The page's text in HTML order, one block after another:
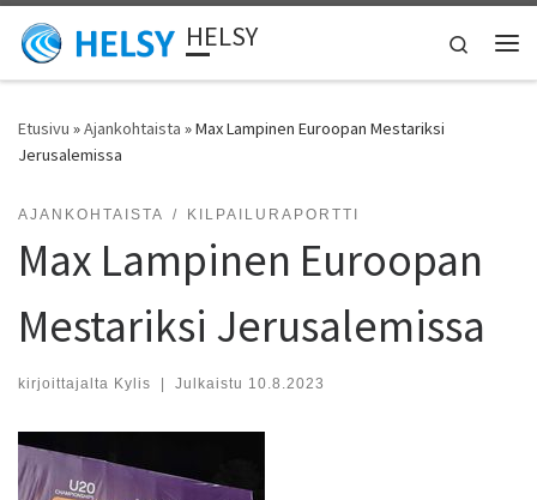
Skip to content HELSY
Search
Etusivu »Ajankohtaista »Max Lampinen Euroopan Mestariksi
Jerusalemissa
AJANKOHTAISTA KILPAILURAPORTTI
Max Lampinen Euroopan
Mestariksi Jerusalemissa
kirjoittajalta Kylis | Julkaistu 10.8.2023